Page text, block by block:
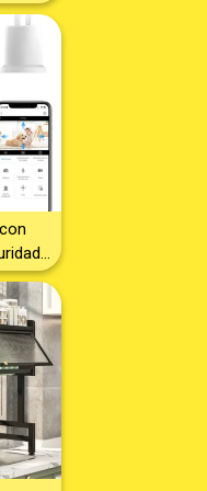
–
para
Picnic,
y Uso
de
de
y
Base
de
–
–